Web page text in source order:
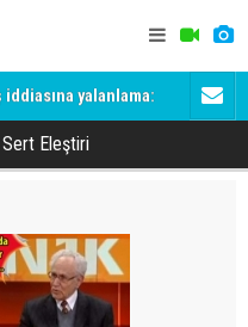
yalanlama: Dadaş
Eleştiri